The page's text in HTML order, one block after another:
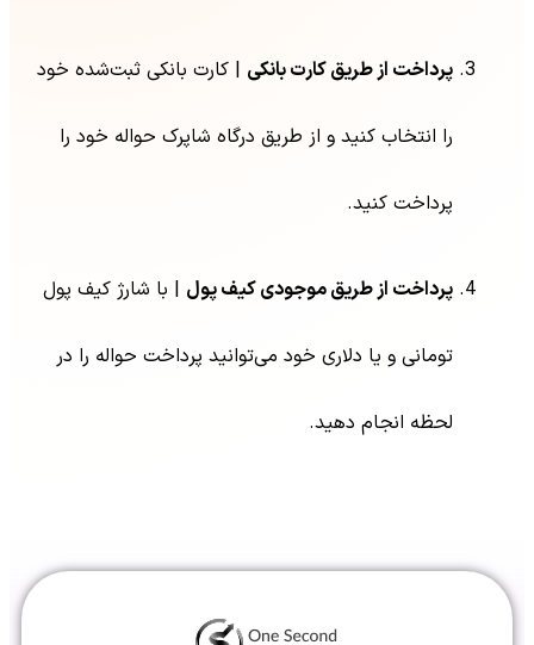
پرداخت از طریق کارت بانکی | کارت بانکی ثبت‌شده خود
را انتخاب کنید و از طریق درگاه شاپرک حواله خود را
پرداخت کنید.
پرداخت از طریق موجودی کیف پول | با شارژ کیف پول
تومانی و یا دلاری خود می‌توانید پرداخت حواله را در
لحظه انجام دهید.